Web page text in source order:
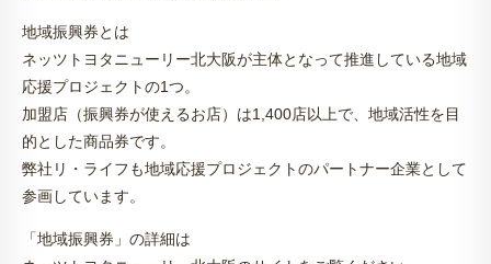
地域振興券とは
ネッツトヨタニューリー北大阪が主体となって推進している地域
応援プロジェクトの1つ。
加盟店（振興券が使えるお店）は1,400店以上で、地域活性を目
的とした商品券です。
弊社リ・ライフも地域応援プロジェクトのパートナー企業として
参画しています。
「地域振興券」の詳細は